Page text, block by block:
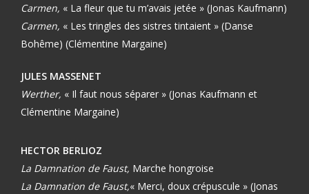
Carmen, « La fleur que tu m’avais jetée » (Jonas Kaufmann)
Carmen, « Les tringles des sistres tintaient » (Danse
Bohême) (Clémentine Margaine)
JULES MASSENET
Werther, « Il faut nous séparer » (Jonas Kaufmann et
Clémentine Margaine)
HECTOR BERLIOZ
La Damnation de Faust, Marche hongroise
La Damnation de Faust,« Merci, doux crépuscule » (Jonas